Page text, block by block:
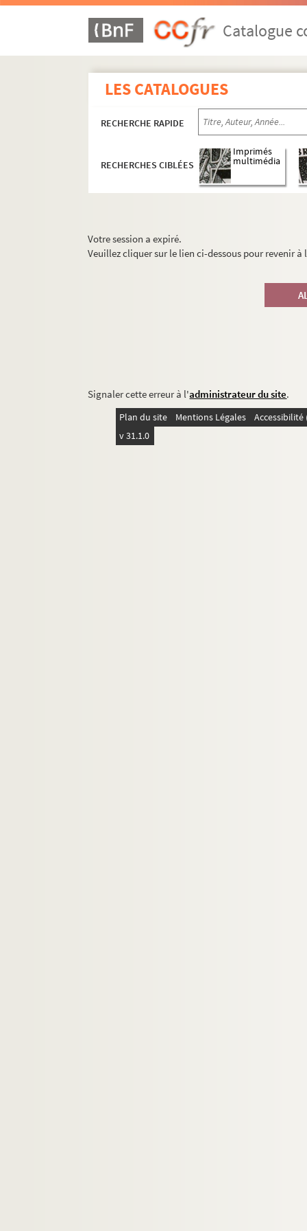
Catalogue
LES CATALOGUES
RECHERCHE RAPIDE
RECHERCHES CIBLÉES
Imprimés
multimédia
Votre session a expiré.
Veuillez cliquer sur le lien ci-dessous pour revenir
Signaler cette erreur à l'administrateur du site.
Plan du site Mentions Légales
v 31.1.0